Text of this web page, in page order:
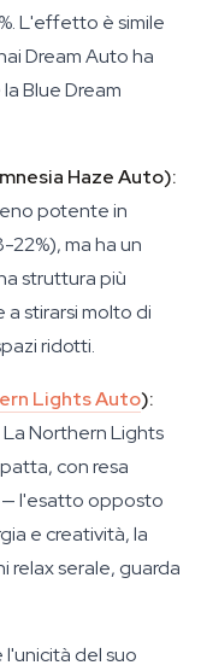
L'effetto è simile
Dream Auto ha
Blue Dream
Haze Auto):
potente in
22%), ma ha un
struttura più
stirarsi molto di
ridotti.
Lights Auto):
Northern Lights
con resa
l'esatto opposto
e creatività, la
relax serale, guarda
del suo